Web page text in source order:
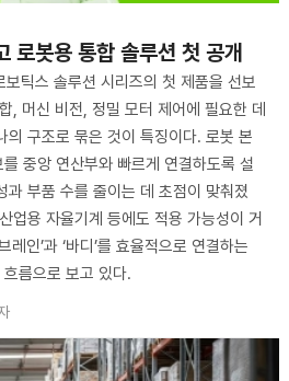
로봇용 통합 솔루션 첫 공개
틱스 솔루션 시리즈의 첫 제품을 선보
, 머신 비전, 정밀 모터 제어에 필요한 데
의 구조로 묶은 것이 특징이다. 로봇 본
중앙 연산부와 빠르게 연결하도록 설
과 부품 수를 줄이는 데 초점이 맞춰졌
업용 자율기계 등에도 적용 가능성이 거
레인’과 ‘바디’를 효율적으로 연결하는
름으로 보고 있다.